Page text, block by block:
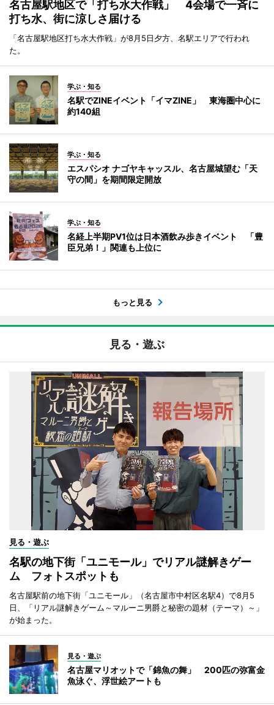
名古屋駅地区で「打ち水大作戦」 4会場で一斉に
打ち水、街に涼しさ届ける
「名古屋駅地区打ち水大作戦」が8月5日夕方、名駅エリアで行われ
た。
学ぶ・知る
名駅でZINEイベント「イマZINE」 東海圏中心に
約140組
学ぶ・知る
エスパシオ ナゴヤキャッスル、名古屋城望む「天
守の間」を期間限定開放
学ぶ・知る
名経上半期PV1位は日本酒飲み歩きイベント 「豊
臣兄弟！」関連も上位に
もっと見る
見る・遊ぶ
見る・遊ぶ
名駅の地下街「ユニモール」でリアル謎解きゲー
ム フォトスポットも
名古屋駅前の地下街「ユニモール」（名古屋市中村区名駅4）で8月5
日、「リアル謎解きゲーム～マルーニ男爵と秘密の題材（テーマ）～」
が始まった。
見る・遊ぶ
名古屋マリオットで「錦魚の舞」 200匹の弥富金
魚泳ぐ、浮世絵アートも